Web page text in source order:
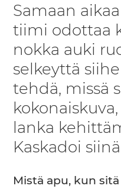
Samaan
tiimi odottaa
nokka auki
selkeyttä
tehdä, missä
lanka
Kaskadoi
Mistä apu, kun